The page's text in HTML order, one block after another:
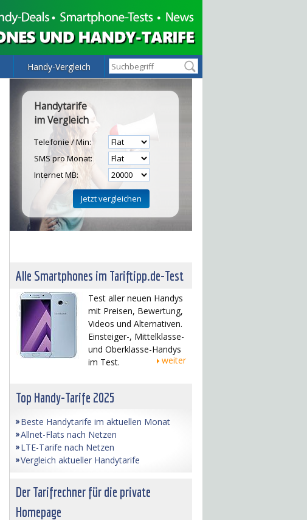
Handy-Vergleich
Handytarife
im Vergleich
Telefonie / Min:
SMS pro Monat:
Internet MB:
Alle Smartphones im Tariftipp.de-Test
Test aller neuen Handys
mit Preisen, Bewertung,
Videos und Alternativen.
Einsteiger-, Mittelklasse-
und Oberklasse-Handys
im Test.
weiter
Top Handy-Tarife 2025
Beste Handytarife im aktuellen Monat
Allnet-Flats nach Netzen
LTE-Tarife nach Netzen
Vergleich aktueller Handytarife
Der Tarifrechner für die private
Homepage